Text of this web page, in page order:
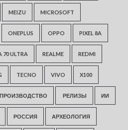
MEIZU MICROSOFT
ONEPLUS OPPO PIXEL 8A
70 ULTRA REALME REDMI
TECNO VIVO X100
ПРОИЗВОДСТВО РЕЛИЗЫ ИИ
РОССИЯ АРХЕОЛОГИЯ